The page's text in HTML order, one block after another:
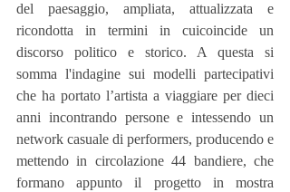
del paesaggio, ampliata, attualizzata e
ricondotta in termini in cuicoincide un
discorso politico e storico. A questa si
somma l'indagine sui modelli partecipativi
che ha portato l’artista a viaggiare per dieci
anni incontrando persone e intessendo un
network casuale di performers, producendo e
mettendo in circolazione 44 bandiere, che
formano appunto il progetto in mostra